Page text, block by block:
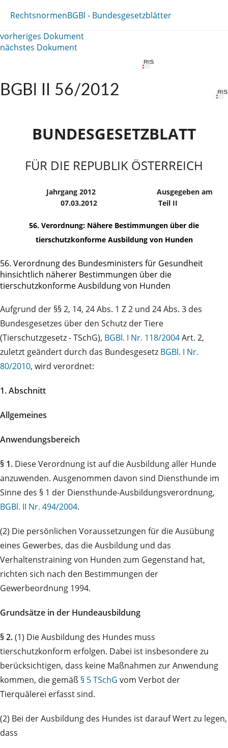
RechtsnormenBGBl - Bundesgesetzblätter
vorheriges Dokument
nächstes Dokument
BGBl II 56/2012
BUNDESGESETZBLATT
FÜR DIE REPUBLIK ÖSTERREICH
Jahrgang 2012
Ausgegeben am
07.03.2012
Teil II
56. Verordnung: Nähere Bestimmungen über die
tierschutzkonforme Ausbildung von Hunden
56. Verordnung des Bundesministers für Gesundheit
hinsichtlich näherer Bestimmungen über die
tierschutzkonforme Ausbildung von Hunden
Aufgrund der §§ 2, 14, 24 Abs. 1 Z 2 und 24 Abs. 3 des
Bundesgesetzes über den Schutz der Tiere
(Tierschutzgesetz - TSchG), BGBl. I Nr. 118/2004Art. 2,
zuletzt geändert durch das Bundesgesetz BGBl. I Nr.
80/2010, wird verordnet:
1. Abschnitt
Allgemeines
Anwendungsbereich
§ 1. Diese Verordnung ist auf die Ausbildung aller Hunde
anzuwenden. Ausgenommen davon sind Diensthunde im
Sinne des § 1 der Diensthunde-Ausbildungsverordnung,
BGBl. II Nr. 494/2004.
(2) Die persönlichen Voraussetzungen für die Ausübung
eines Gewerbes, das die Ausbildung und das
Verhaltenstraining von Hunden zum Gegenstand hat,
richten sich nach den Bestimmungen der
Gewerbeordnung 1994.
Grundsätze in der Hundeausbildung
§ 2.(1) Die Ausbildung des Hundes muss
tierschutzkonform erfolgen. Dabei ist insbesondere zu
berücksichtigen, dass keine Maßnahmen zur Anwendung
kommen, die gemäß § 5 TSchG vom Verbot der
Tierquälerei erfasst sind.
(2) Bei der Ausbildung des Hundes ist darauf Wert zu legen,
dass